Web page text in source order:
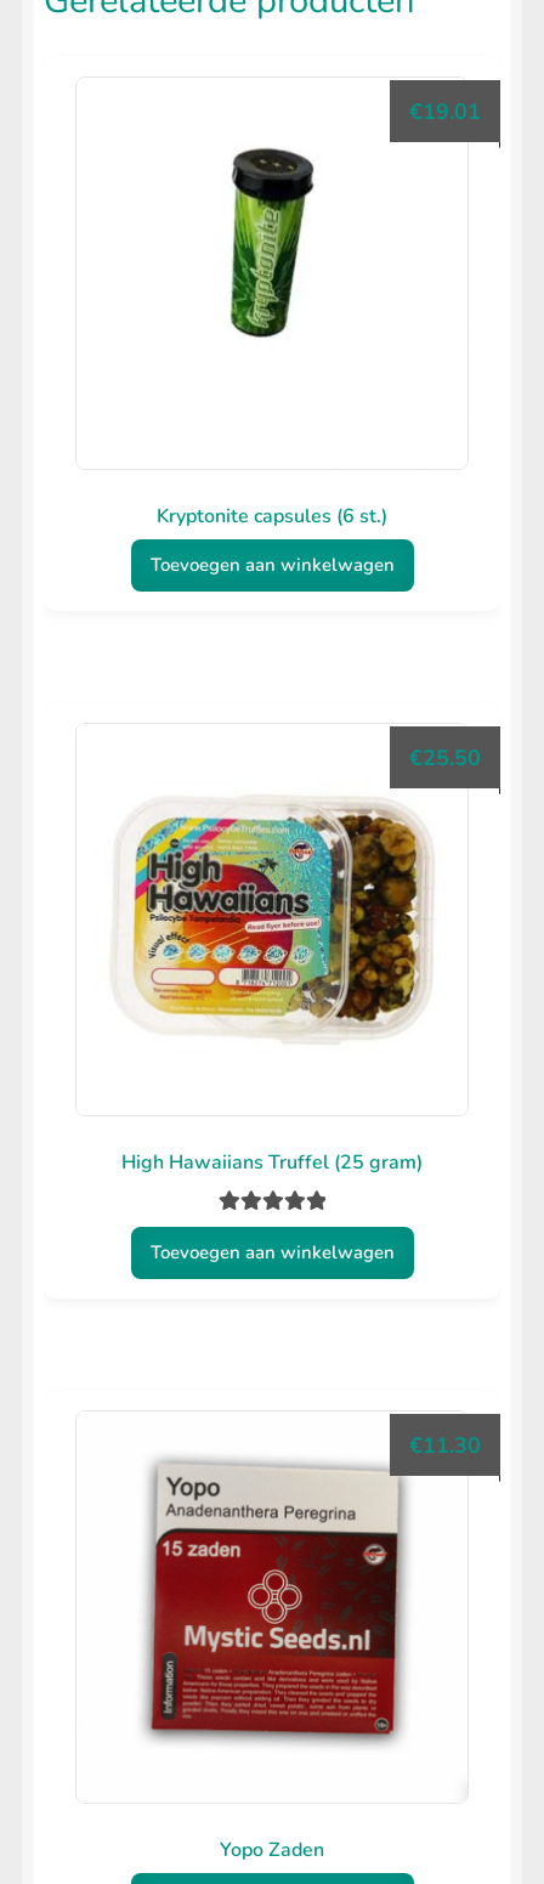
Kryptonite capsules (6 st.)
€19.01
Toevoegen aan winkelwagen
High Hawaiians Truffel (25 gram)
Gewaardeerd
5.00uit 5
€25.50
Toevoegen aan winkelwagen
Yopo Zaden
€11.30